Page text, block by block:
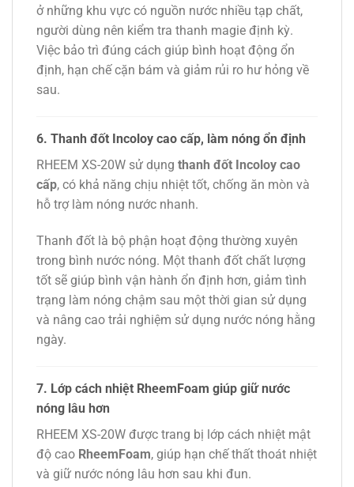
ở những khu vực có nguồn nước nhiều tạp chất,
người dùng nên kiểm tra thanh magie định kỳ.
Việc bảo trì đúng cách giúp bình hoạt động ổn
định, hạn chế cặn bám và giảm rủi ro hư hỏng về
sau.
6. Thanh đốt Incoloy cao cấp, làm nóng ổn định
RHEEM XS-20W sử dụng thanh đốt Incoloy cao
cấp, có khả năng chịu nhiệt tốt, chống ăn mòn và
hỗ trợ làm nóng nước nhanh.
Thanh đốt là bộ phận hoạt động thường xuyên
trong bình nước nóng. Một thanh đốt chất lượng
tốt sẽ giúp bình vận hành ổn định hơn, giảm tình
trạng làm nóng chậm sau một thời gian sử dụng
và nâng cao trải nghiệm sử dụng nước nóng hằng
ngày.
7. Lớp cách nhiệt RheemFoam giúp giữ nước
nóng lâu hơn
RHEEM XS-20W được trang bị lớp cách nhiệt mật
độ cao RheemFoam, giúp hạn chế thất thoát nhiệt
và giữ nước nóng lâu hơn sau khi đun.